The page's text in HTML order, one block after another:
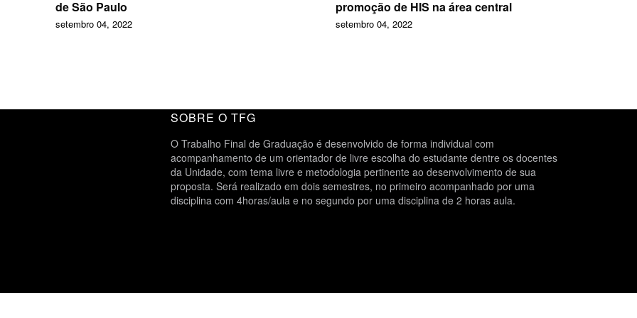
de São Paulo
setembro 04, 2022
promoção de HIS na área central
setembro 04, 2022
SOBRE O TFG
O Trabalho Final de Graduação é desenvolvido de forma individual com
acompanhamento de um orientador de livre escolha do estudante dentre os docentes
da Unidade, com tema livre e metodologia pertinente ao desenvolvimento de sua
proposta. Será realizado em dois semestres, no primeiro acompanhado por uma
disciplina com 4horas/aula e no segundo por uma disciplina de 2 horas aula.